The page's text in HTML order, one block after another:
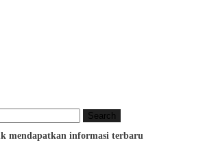
mendapatkan informasi terbaru